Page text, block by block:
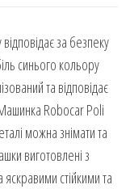
за безпеку
синього кольору
та відповідає
Robocar Poli
можна знімати та
виготовлені з
стійкими та